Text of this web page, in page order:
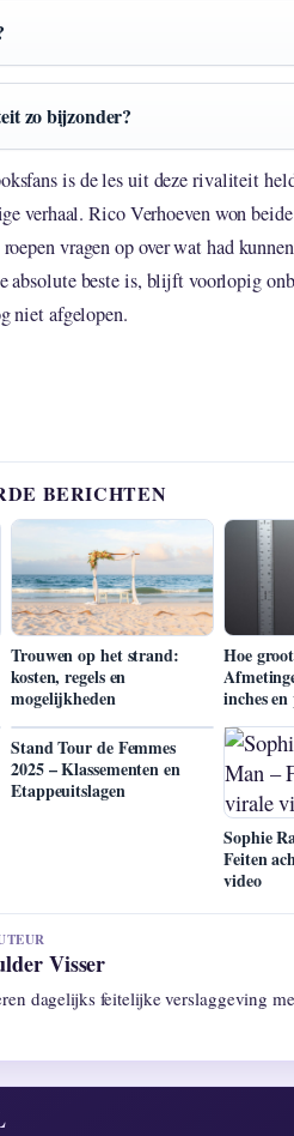
zo bijzonder?
is de les uit deze rivaliteit
verhaal. Rico Verhoeven won
vragen op over wat had
absolute beste is, blijft voorlopig
niet afgelopen.
BERICHTEN
Trouwen op het strand:
kosten, regels en
mogelijkheden
Hoe
inches
Stand Tour de Femmes
2025 – Klassementen en
Etappeuitslagen
Sophie
Feiten
video
Visser
dagelijks feitelijke verslaggeving